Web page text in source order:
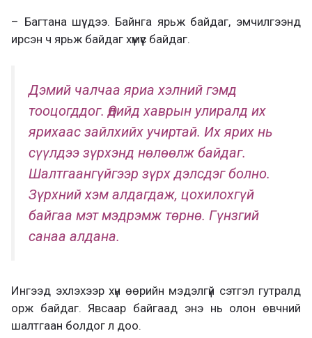
– Багтана шүү дээ. Байнга ярьж байдаг, эмчилгээнд
ирсэн ч ярьж байдаг хүмүүс байдаг.
Дэмий чалчаа яриа хэлний гэмд
тооцогддог. Өдийд хаврын улиралд их
ярихаас зайлхийх учиртай. Их ярих нь
сүүлдээ зүрхэнд нөлөөлж байдаг.
Шалтгаангүйгээр зүрх дэлсдэг болно.
Зүрхний хэм алдагдаж, цохилохгүй
байгаа мэт мэдрэмж төрнө. Гүнзгий
санаа алдана.
Ингээд эхлэхээр хүн өөрийн мэдэлгүй сэтгэл гутралд
орж байдаг. Явсаар байгаад энэ нь олон өвчний
шалтгаан болдог л доо.